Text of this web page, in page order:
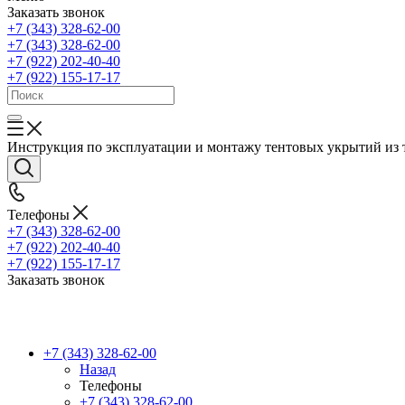
Заказать звонок
+7 (343) 328-62-00
+7 (343) 328-62-00
+7 (922) 202-40-40
+7 (922) 155-17-17
Инструкция по эксплуатации и монтажу тентовых укрытий из
Телефоны
+7 (343) 328-62-00
+7 (922) 202-40-40
+7 (922) 155-17-17
Заказать звонок
+7 (343) 328-62-00
Назад
Телефоны
+7 (343) 328-62-00